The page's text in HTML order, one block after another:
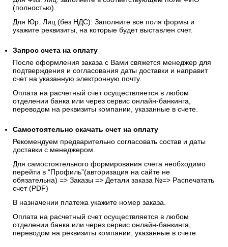
(полностью).
Для Юр. Лиц (без НДС): Заполните все поля формы и
укажите реквизиты, на которые будет выставлен счет.
Запрос счета на оплату
После оформления заказа с Вами свяжется менеджер для
подтверждения и согласования даты доставки и направит
счет на указанную электронную почту.
Оплата на расчетный счет осуществляется в любом
отделении банка или через сервис онлайн-банкинга,
переводом на реквизиты компании, указанные в счете.
Самостоятельно скачать счет на оплату
Рекомендуем предварительно согласовать состав и даты
доставки с менеджером.
Для самостоятельного формирования счета необходимо
перейти в “Профиль”(авторизация на сайте не
обязательна) => Заказы => Детали заказа №=> Распечатать
счет (PDF)
В назначении платежа укажите номер заказа.
Оплата на расчетный счет осуществляется в любом
отделении банка или через сервис онлайн-банкинга,
переводом на реквизиты компании, указанные в счете.